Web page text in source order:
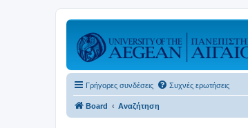
Γρήγορες συνδέσεις Συχνές ερωτήσεις
Board Αναζήτηση